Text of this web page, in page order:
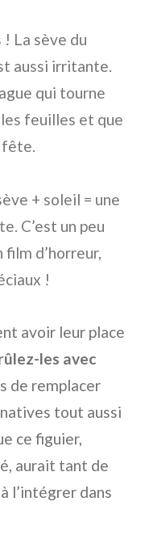
La sève du
aussi irritante.
qui tourne
feuilles et que
fête.
+ soleil = une
C’est un peu
d’horreur,
!
avoir leur place
les avec
de remplacer
tout aussi
ce figuier,
aurait tant de
l’intégrer dans